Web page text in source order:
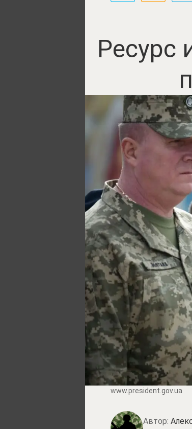
Ресурс
www.prеsidеnt.gоv.uа
Автор: